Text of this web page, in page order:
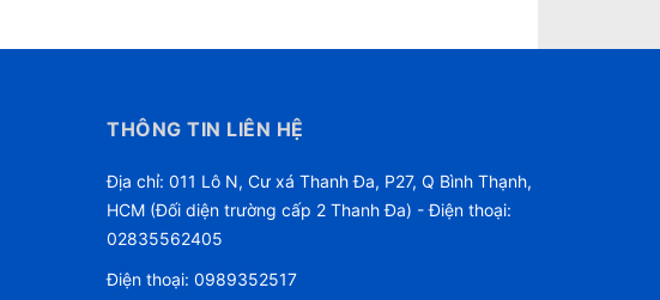
THÔNG TIN LIÊN HỆ
Địa chỉ: 011 Lô N, Cư xá Thanh Đa, P27, Q Bình Thạnh,
HCM (Đối diện trường cấp 2 Thanh Đa) - Điện thoại:
02835562405
Điện thoại: 0989352517